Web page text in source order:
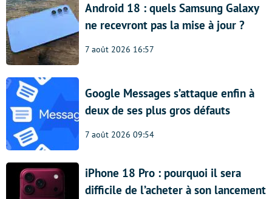
Android 18 : quels Samsung Galaxy
ne recevront pas la mise à jour ?
7 août 2026 16:57
Google Messages s’attaque enfin à
deux de ses plus gros défauts
7 août 2026 09:54
iPhone 18 Pro : pourquoi il sera
difficile de l’acheter à son lancement